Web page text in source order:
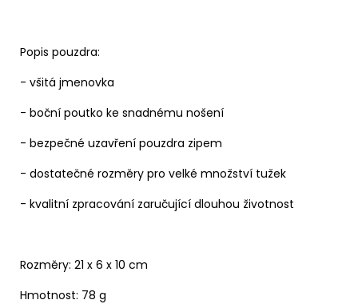
Popis pouzdra:
- všitá jmenovka
- boční poutko ke snadnému nošení
- bezpečné uzavření pouzdra zipem
- dostatečné rozměry pro velké množství tužek
- kvalitní zpracování zaručující dlouhou životnost
Rozměry: 21 x 6 x 10 cm
Hmotnost: 78 g